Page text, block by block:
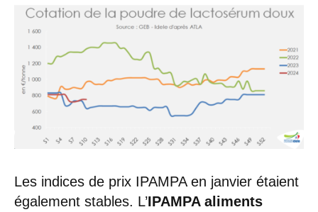
Les indices de prix IPAMPA en janvier étaient
également stables. L’IPAMPA aliments